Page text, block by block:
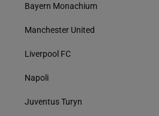
Bayern Monachium
Manchester United
Liverpool FC
Napoli
Juventus Turyn